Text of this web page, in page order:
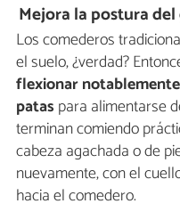
Mejora la postura
Los comederos
el suelo, ¿verdad?
flexionar
patas para alimentarse
terminan comiendo
cabeza agachada o de
nuevamente, con el
hacia el comedero.